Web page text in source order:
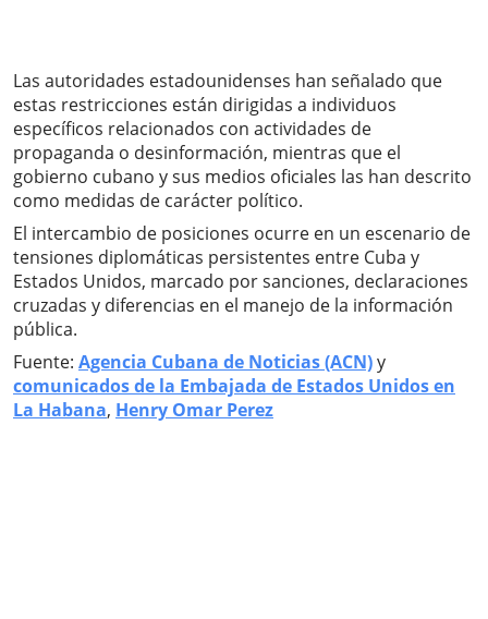
Las autoridades estadounidenses han señalado que
estas restricciones están dirigidas a individuos
específicos relacionados con actividades de
propaganda o desinformación, mientras que el
gobierno cubano y sus medios oficiales las han descrito
como medidas de carácter político.
El intercambio de posiciones ocurre en un escenario de
tensiones diplomáticas persistentes entre Cuba y
Estados Unidos, marcado por sanciones, declaraciones
cruzadas y diferencias en el manejo de la información
pública.
Fuente: Agencia Cubana de Noticias (ACN)y
comunicados de la Embajada de Estados Unidos en
La Habana, Henry Omar Perez